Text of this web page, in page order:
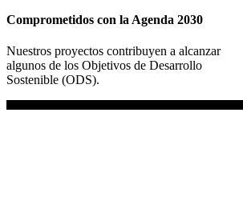
Comprometidos con la Agenda 2030
Nuestros proyectos contribuyen a alcanzar
algunos de los Objetivos de Desarrollo
Sostenible (ODS).